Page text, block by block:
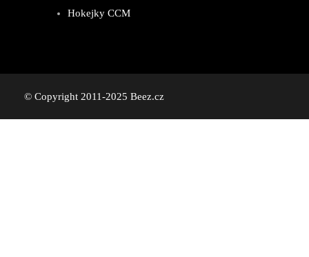
Hokejky CCM
© Copyright 2011-2025 Beez.cz